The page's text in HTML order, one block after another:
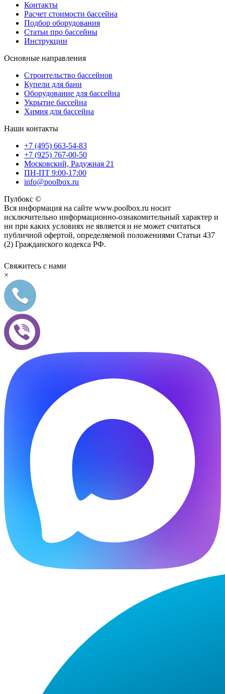
Контакты
Расчет стоимости бассейна
Подбор оборудования
Статьи про бассейны
Инструкции
Основные направления
Строительство бассейнов
Купели для бани
Оборудование для бассейна
Укрытие бассейна
Химия для бассейна
Наши контакты
+7 (495) 663-54-83
+7 (925) 767-00-50
Московский, Радужная 21
ПН-ПТ 9:00-17:00
info@poolbox.ru
Пулбокс ©
Вся информация на сайте www.poolbox.ru носит
исключительно информационно-ознакомительный характер и
ни при каких условиях не является и не может считаться
публичной офертой, определяемой положениями Статьи 437
(2) Гражданского кодекса РФ.
Свяжитесь с нами
×